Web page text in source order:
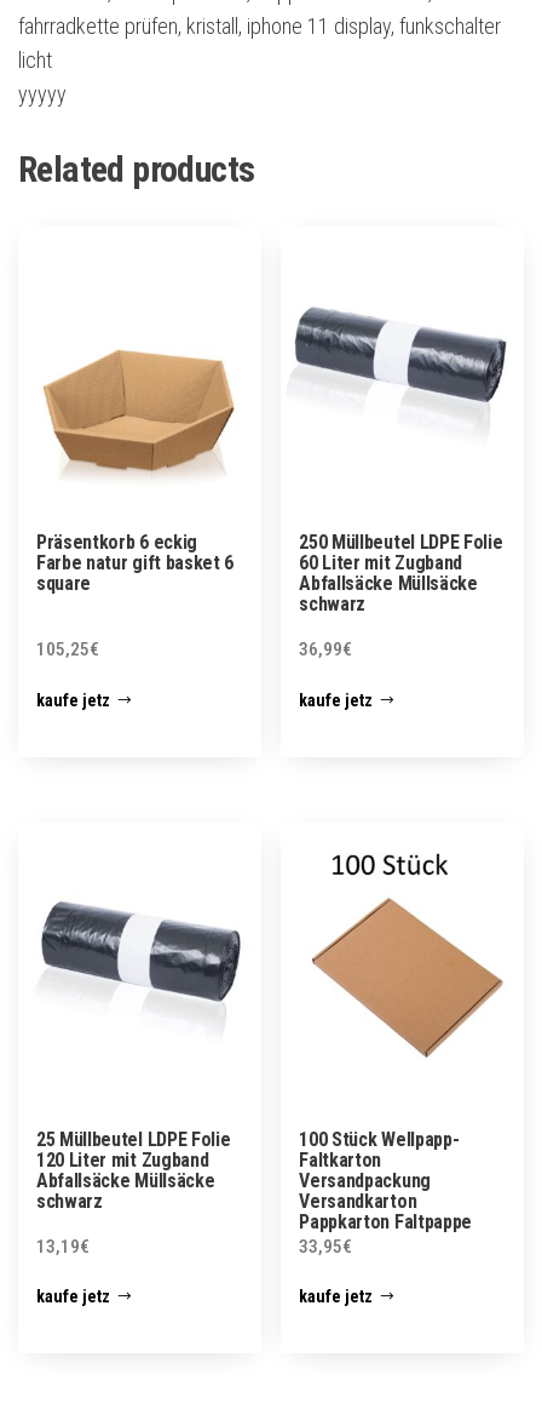
fahrradkette prüfen, kristall, iphone 11 display, funkschalter
licht
yyyyy
Related products
Präsentkorb 6 eckig
Farbe natur gift basket 6
square
105,25€
kaufe jetz
250 Müllbeutel LDPE Folie
60 Liter mit Zugband
Abfallsäcke Müllsäcke
schwarz
36,99€
kaufe jetz
25 Müllbeutel LDPE Folie
120 Liter mit Zugband
Abfallsäcke Müllsäcke
schwarz
13,19€
kaufe jetz
100 Stück Wellpapp-
Faltkarton
Versandpackung
Versandkarton
Pappkarton Faltpappe
33,95€
kaufe jetz